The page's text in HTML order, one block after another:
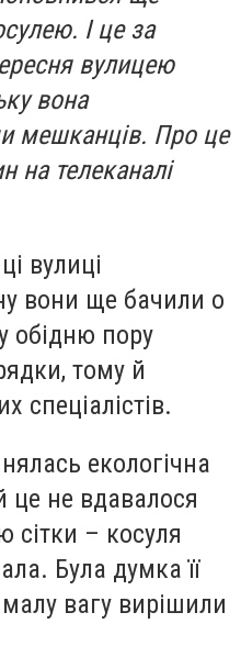
І це за
вулицею
вона
мешканців. Про це
на телеканалі
вулиці
вони ще бачили о
обідню пору
тому й
спеціалістів.
екологічна
це не вдавалося
сітки – косуля
Була думка її
вагу вирішили